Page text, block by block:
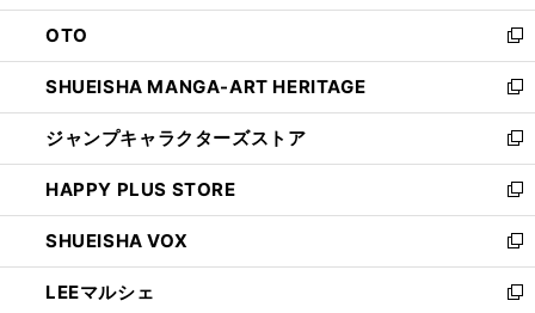
ウ
で
開
く
ン
ド
ウ
で
開
く
OTO
新
し
い
ウ
ィ
ン
ド
ウ
で
開
く
SHUEISHA MANGA-ART HERITAGE
新
し
い
ウ
ィ
ン
ド
ウ
で
ジャンプキャラクターズストア
新
し
い
ウ
ィ
ン
ド
HAPPY PLUS STORE
新
し
い
ウ
ィ
SHUEISHA VOX
新
し
い
LEEマルシェ
新